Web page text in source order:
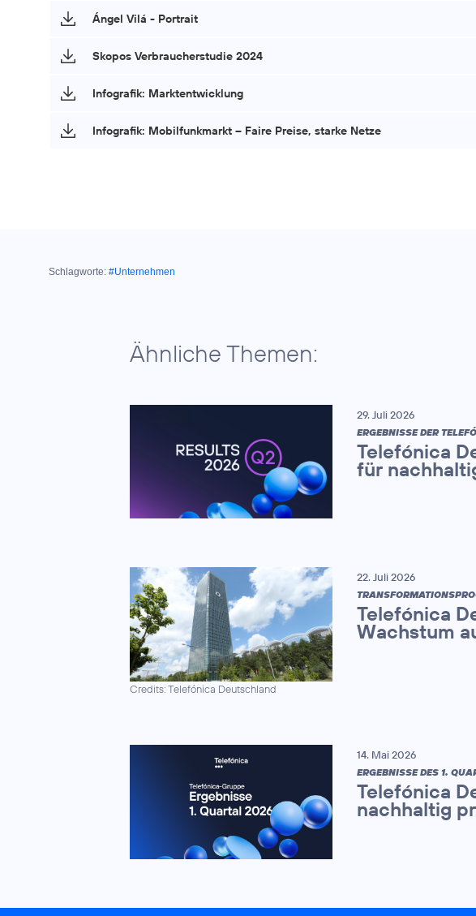
Ángel Vilá - Portrait
Skopos Verbraucherstudie 2024
Infografik: Marktentwicklung
Infografik: Mobilfunkmarkt – Faire Preise, starke Netze
Schlagworte: #Unternehmen
Ähnliche Themen:
29. Juli 2026
ERGEBNISSE DER
Telefónica
für
Credits: Telefónica Deutschland
22. Juli 2026
Telefónica
Wachstum
14. Mai 2026
ERGEBNISSE DES 1.
Telefónica
nachhaltig